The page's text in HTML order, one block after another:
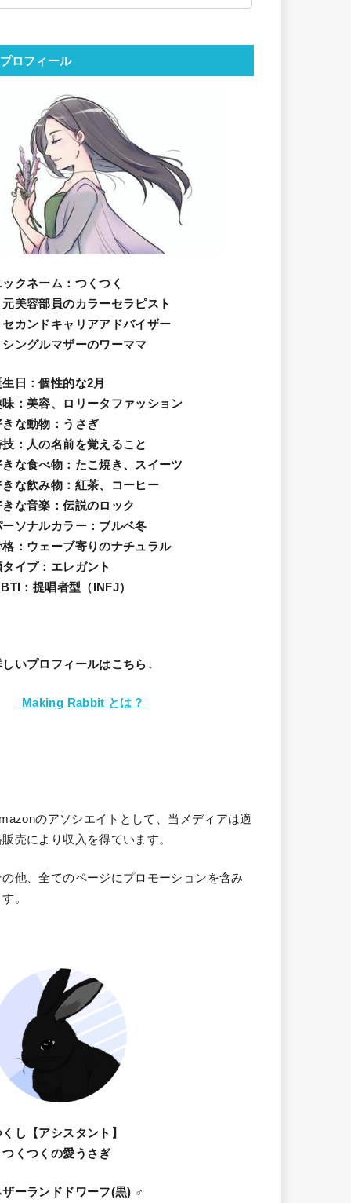
プロフィール
ックネーム ：つくつく
元美容部員のカラーセラピスト
セカンドキャリアアドバイザー
シングルマザーのワーママ
日 ：個性的な2月
味 ：美容、ロリータファッション
きな動物 ：うさぎ
技 ：人の名前を覚えること
きな食べ物 ：たこ焼き、スイーツ
きな飲み物：紅茶、コーヒー
きな音楽：伝説のロック
ーソナルカラー：ブルベ冬
格：ウェーブ寄りのナチュラル
タイプ：エレガン ト
：提唱者型（INFJ）
しいプロフィールはこちら↓
Making Rabbit とは？
のアソシエイトとして、当メディアは適
販売により収入を得ています。
の他、全てのページにプロモーションを含み
。
くし【アシスタント】
つくつくの愛うさぎ
ザーランドドワーフ(黒) ♂